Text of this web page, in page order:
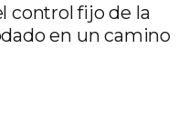
control fijo de la
en un camino